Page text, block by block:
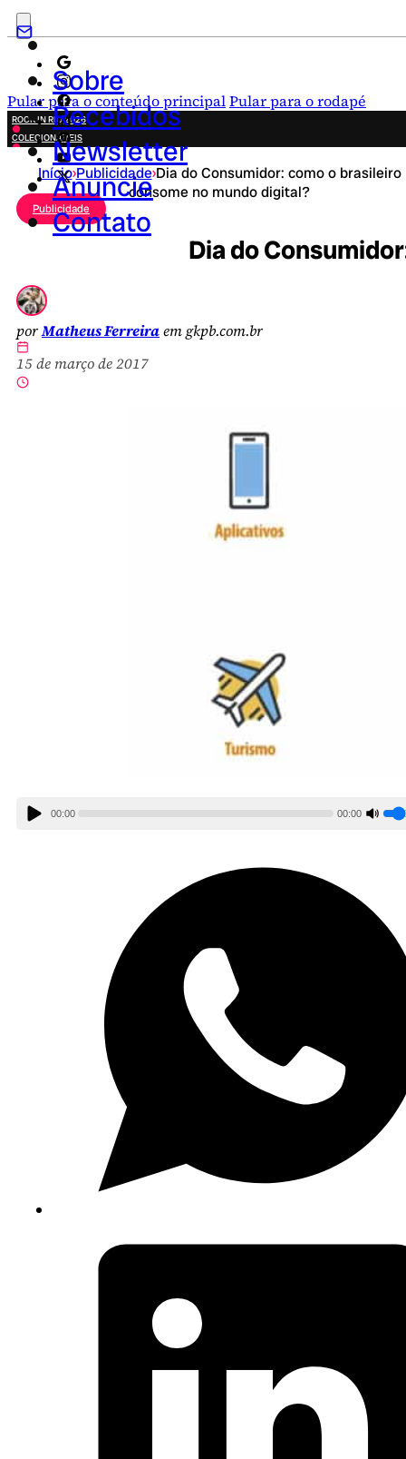
Pular para o conteúdo principalPular para o rodapé
Sobre
Recebidos
Newsletter
Anuncie
Contato
ROCK IN RIO 2026
COLECIONÁVEIS
FESTA JUNINA
NOVIDADES
CAMPANHAS CRIATIVAS
Início›Publicidade›Dia do Consumidor: como o brasileiro
consome no mundo digital?
Publicidade
Dia do
porMatheus Ferreiraem gkpb.com.br
15 de março de 2017
00:00 00:00